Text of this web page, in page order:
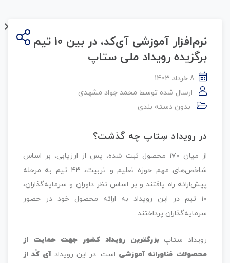
نرم‌افزار آموزشی آی‌کد، در بین 10 تیم
برگزیده رویداد ملی ستاپ
8 خرداد 1403
ارسال شده توسط محمد جواد مشهدی
بدون دسته بندی
در رویداد سِتاپ چه گذشت؟
از میان ۱۷۰ محصول ثبت شده، پس از ارزیابی، بر اساس
شاخص‌های مهم حوزه تعلیم و تربیت، ۴۳ تیم به مرحله
پیش‌ارائه راه یافتند و بر اساس نظر داوران و سرمایه‌گذاران،
۱۰ تیم در این رویداد به ارائه محصول خود در حضور
سرمایه‌گذاران پرداختند.
رویداد ستاپبزرگترین رویداد کشور جهت حمایت از
محصولات فناورانه آموزشی است. در این رویدادآی کُد از